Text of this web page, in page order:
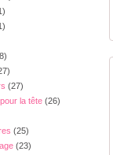
(27)
la tête (26)
(25)
(23)